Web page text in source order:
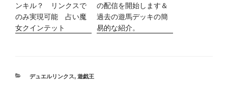
ンキル？ リンクスで
のみ実現可能 占い魔
女クインテット
の配信を開始します＆
過去の遊馬デッキの簡
易的な紹介。
カ
デュエルリンクス, 遊戯王